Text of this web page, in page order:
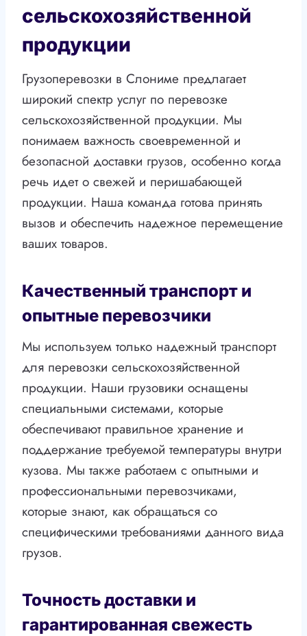
сельскохозяйственной
продукции
Грузоперевозки в Слониме предлагает
широкий спектр услуг по перевозке
сельскохозяйственной продукции. Мы
понимаем важность своевременной и
безопасной доставки грузов, особенно когда
речь идет о свежей и перишабающей
продукции. Наша команда готова принять
вызов и обеспечить надежное перемещение
ваших товаров.
Качественный транспорт и
опытные перевозчики
Мы используем только надежный транспорт
для перевозки сельскохозяйственной
продукции. Наши грузовики оснащены
специальными системами, которые
обеспечивают правильное хранение и
поддержание требуемой температуры внутри
кузова. Мы также работаем с опытными и
профессиональными перевозчиками,
которые знают, как обращаться со
специфическими требованиями данного вида
грузов.
Точность доставки и
гарантированная свежесть